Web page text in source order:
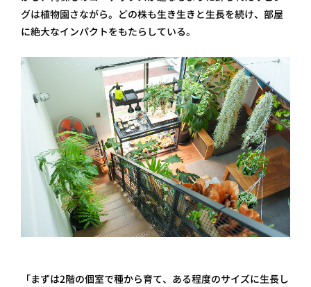
グは植物園さながら。どの株も生き生きと生長を続け、部屋
に絶大なインパクトをもたらしている。
「まずは2階の個室で種から育て、ある程度のサイズに生長し